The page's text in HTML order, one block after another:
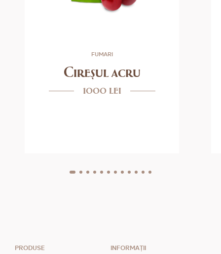
FUMARI
Cireșul acru
1000 lei
PRODUSE INFORMAȚII